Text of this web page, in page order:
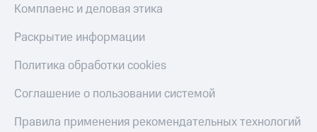
Комплаенс и деловая этика
Раскрытие информации
Политика обработки cookies
Соглашение о пользовании системой
Правила применения рекомендательных технологий